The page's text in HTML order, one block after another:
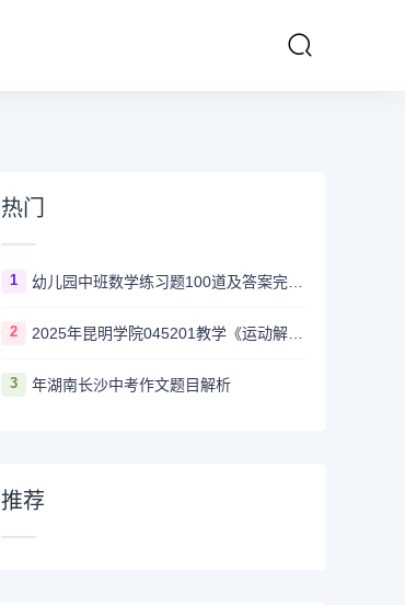
热门
1 幼儿园中班数学练习题100道及答案完整版
2 2025年昆明学院045201教学《运动解剖学》历年考研试题
3 年湖南长沙中考作文题目解析
推荐